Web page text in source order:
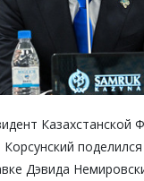
Казахстанской
Дэвида